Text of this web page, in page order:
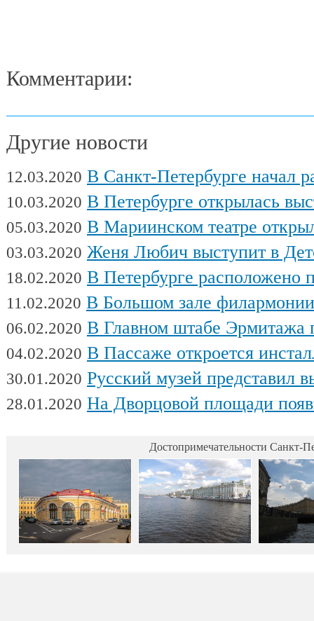
Комментарии:
Другие новости
12.03.2020 В Санкт-Петербурге начал работу
10.03.2020 В Петербурге открылась выставка
05.03.2020 В Мариинском театре открылся
03.03.2020 Женя Любич выступит в Детском театре
18.02.2020 В Петербурге расположено
11.02.2020 В Большом зале филармонии
06.02.2020 В Главном штабе Эрмитажа пройдет
04.02.2020 В Пассаже откроется
30.01.2020 Русский музей представил
28.01.2020 На Дворцовой площади появилась интерактивная выставка военной техники,
Достопримечательности Санкт-